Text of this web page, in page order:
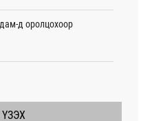
д оролцохоор